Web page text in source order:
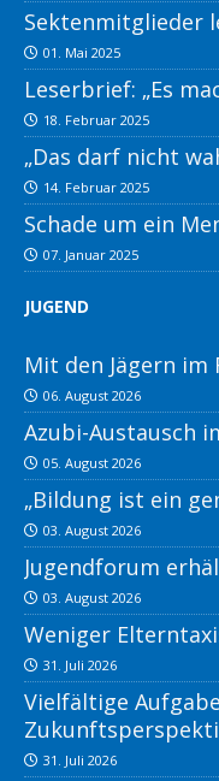
Sektenmitglieder
01. Mai 2025
Leserbrief: „Es
18. Februar 2025
„Das darf nicht
14. Februar 2025
Schade um ein
07. Januar 2025
JUGEND
Mit den Jägern im
06. August 2026
Azubi-Austausch
05. August 2026
„Bildung ist ein
03. August 2026
Jugendforum
03. August 2026
Weniger
31. Juli 2026
Vielfältige
31. Juli 2026